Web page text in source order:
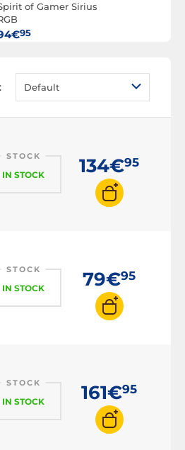
of Gamer Sirius
95
Default
STOCK
IN STOCK 134€95
STOCK
IN STOCK 79€95
STOCK
IN STOCK 161€95